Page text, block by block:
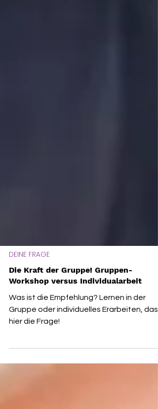
DEINE FRAGE
Die Kraft der Gruppe! Gruppen-
Workshop versus Individualarbeit
Gruppe oder individuelles Erarbeiten, das
hier die Frage!